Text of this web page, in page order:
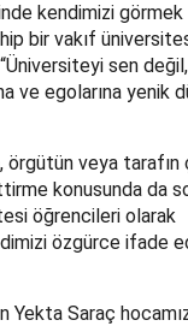
kendimizi görmek
bir vakıf
sen
ve egolarına yenik
veya tarafın
konusunda da
öğrencileri olarak
özgürce ifade
Saraç